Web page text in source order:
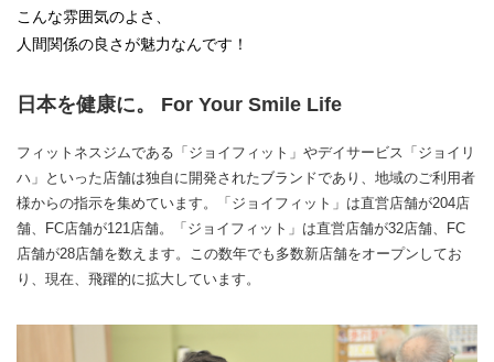
こんな雰囲気のよさ、
人間関係の良さが魅力なんです！
日本を健康に。 For Your Smile Life
フィットネスジムである「ジョイフィット」やデイサービス「ジョイリ
ハ」といった店舗は独自に開発されたブランドであり、地域のご利用者
様からの指示を集めています。「ジョイフィット」は直営店舗が204店
舗、FC店舗が121店舗。「ジョイフィット」は直営店舗が32店舗、FC
店舗が28店舗を数えます。この数年でも多数新店舗をオープンしてお
り、現在、飛躍的に拡大しています。